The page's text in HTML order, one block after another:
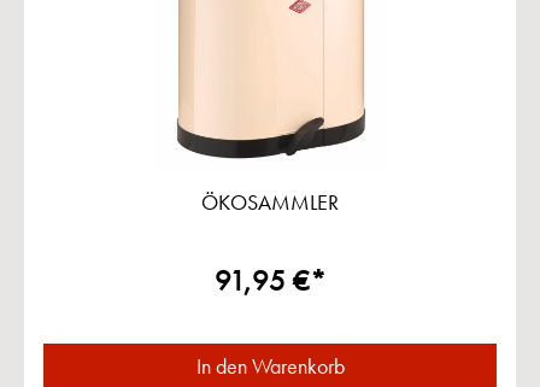
ÖKOSAMMLER
91,95 €*
In den Warenkorb